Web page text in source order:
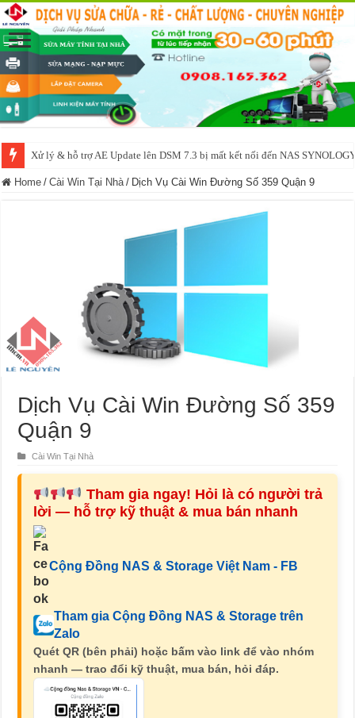
Xử lý & hỗ trợ AE Update lên DSM 7.3 bị mất kết nối đến NAS
NAS IO DATA N3160 2BAY 4BAY – chạy SYNOLOGY, OMV, CASA
Home / Cài Win Tại Nhà / Dịch Vụ Cài Win Đường Số 359 Quận 9
Dịch Vụ Cài Win Đường Số 359
Quận 9
Cài Win Tại Nhà
Tham gia ngay! Hỏi là có người trả
lời — hỗ trợ kỹ thuật & mua bán nhanh
Cộng Đồng NAS & Storage Việt Nam - FB
Tham gia Cộng Đồng NAS & Storage trên
Zalo
Quét QR (bên phải) hoặc bấm vào link để vào nhóm
nhanh — trao đổi kỹ thuật, mua bán, hỏi đáp.